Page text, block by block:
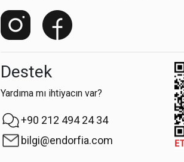
Destek
Yardıma mı ihtiyacın var?
+90 212 494 24 34
bilgi@endorfia.com